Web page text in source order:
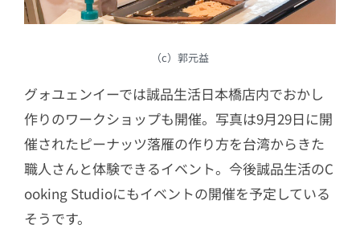
（c）郭元益
グォユェンイーでは誠品生活日本橋店内でおかし
作りのワークショップも開催。写真は9月29日に開
催されたピーナッツ落雁の作り方を台湾からきた
職人さんと体験できるイベント。今後誠品生活のC
ooking Studioにもイベントの開催を予定している
そうです。